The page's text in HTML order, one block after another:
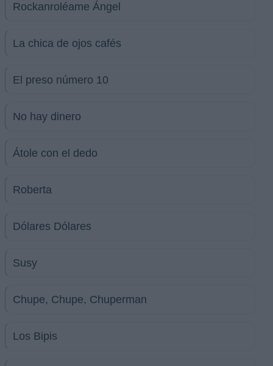
Rockanroléame Ángel
La chica de ojos cafés
El preso número 10
No hay dinero
Átole con el dedo
Roberta
Dólares Dólares
Susy
Chupe, Chupe, Chuperman
Los Bipis